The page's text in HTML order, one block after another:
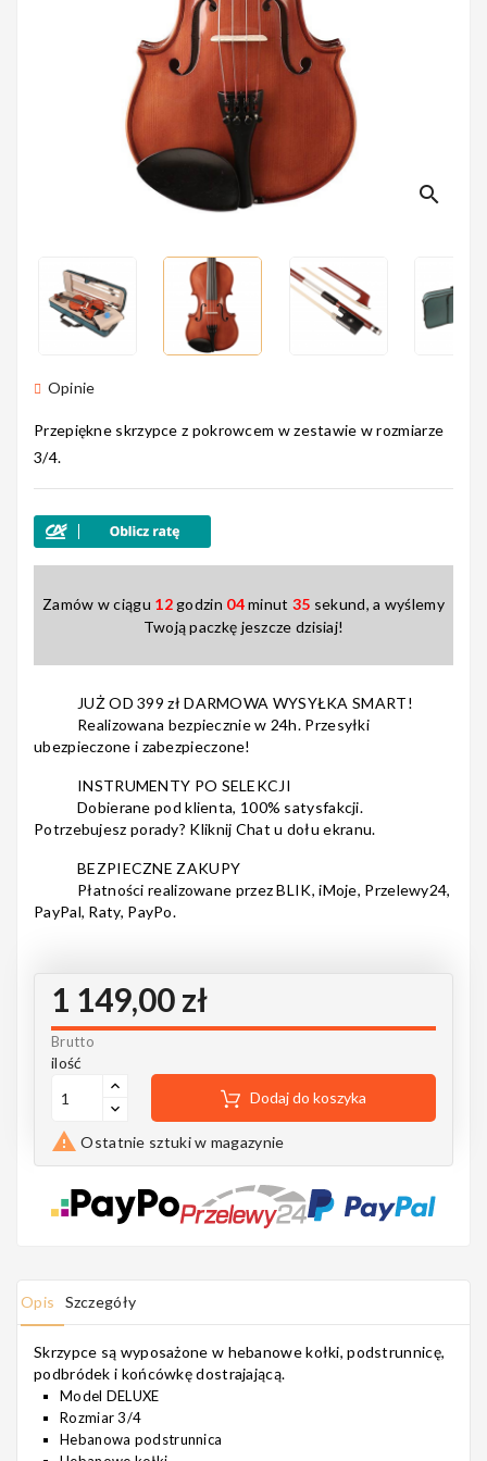
Instrumenty
Smyczkowe
Dla Dzieci
Nagłośnienie
Prezenty
Notes
MAHILELE
Ortega
Usługi
search
Opinie
Przepiękne skrzypce z pokrowcem w zestawie w rozmiarze
3/4.
Zamów w ciągu 12 godzin 04minut 35 sekund, a wyślemy
Twoją paczkę jeszcze dzisiaj!
JUŻ OD 399 zł DARMOWA WYSYŁKA SMART!
Realizowana bezpiecznie w 24h. Przesyłki
ubezpieczone i zabezpieczone!
INSTRUMENTY PO SELEKCJI
Dobierane pod klienta, 100% satysfakcji.
Potrzebujesz porady? Kliknij Chat u dołu ekranu.
BEZPIECZNE ZAKUPY
Płatności realizowane przez BLIK, iMoje, Przelewy24,
PayPal, Raty, PayPo.
1 149,00 zł
Brutto
ilość
Dodaj do koszyka
 Ostatnie sztuki w magazynie
Opis Szczegóły
Skrzypce są wyposażone w hebanowe kołki, podstrunnicę,
podbródek i końcówkę dostrajającą.
Model DELUXE
Rozmiar 3/4
Hebanowa podstrunnica